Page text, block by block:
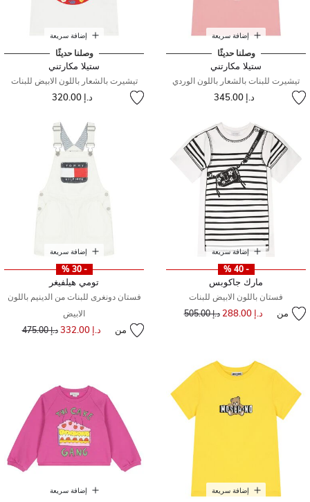
إضافة سريعة
وصلنا حديثًا
ستيلا مكارتني
تيشيرت للبنات بالشعار باللون الوردي
د.إ 345.00
إضافة سريعة
وصلنا حديثًا
ستيلا مكارتني
تيشيرت بالشعار باللون الابيض للبنات
د.إ 320.00
إضافة سريعة
- 40 %
مارك جاكوبس
فستان باللون الابيض للبنات
من د.إ 288.00 سعر مخفض مند.إ 505.00
إضافة سريعة
- 30 %
تومي هيلفيغر
فستان دونغرى للبنات من الدينيم باللون
الابيض
من د.إ 332.00 سعر مخفض من
د.إ 475.00 إلى
إضافة سريعة إضافة سريعة